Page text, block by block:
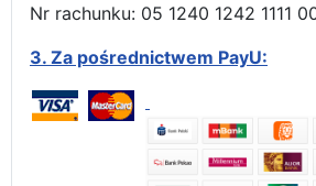
Nr rachunku: 05 1240 1242 1111
3. Za pośrednictwem PayU: